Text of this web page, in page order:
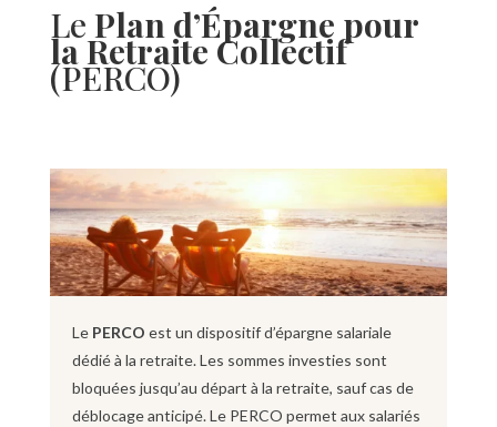
Le Plan d’Épargne pour
la Retraite Collectif
(PERCO)
Le PERCO est un dispositif d’épargne salariale
dédié à la retraite. Les sommes investies sont
bloquées jusqu’au départ à la retraite, sauf cas de
déblocage anticipé. Le PERCO permet aux salariés